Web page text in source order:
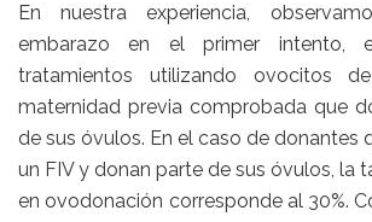
En nuestra experiencia,
embarazo en el primer intento,
tratamientos utilizando ovocitos
maternidad previa comprobada que
de sus óvulos. En el caso de donantes
un FIV y donan parte de sus óvulos, la
en ovodonación corresponde al 30%.